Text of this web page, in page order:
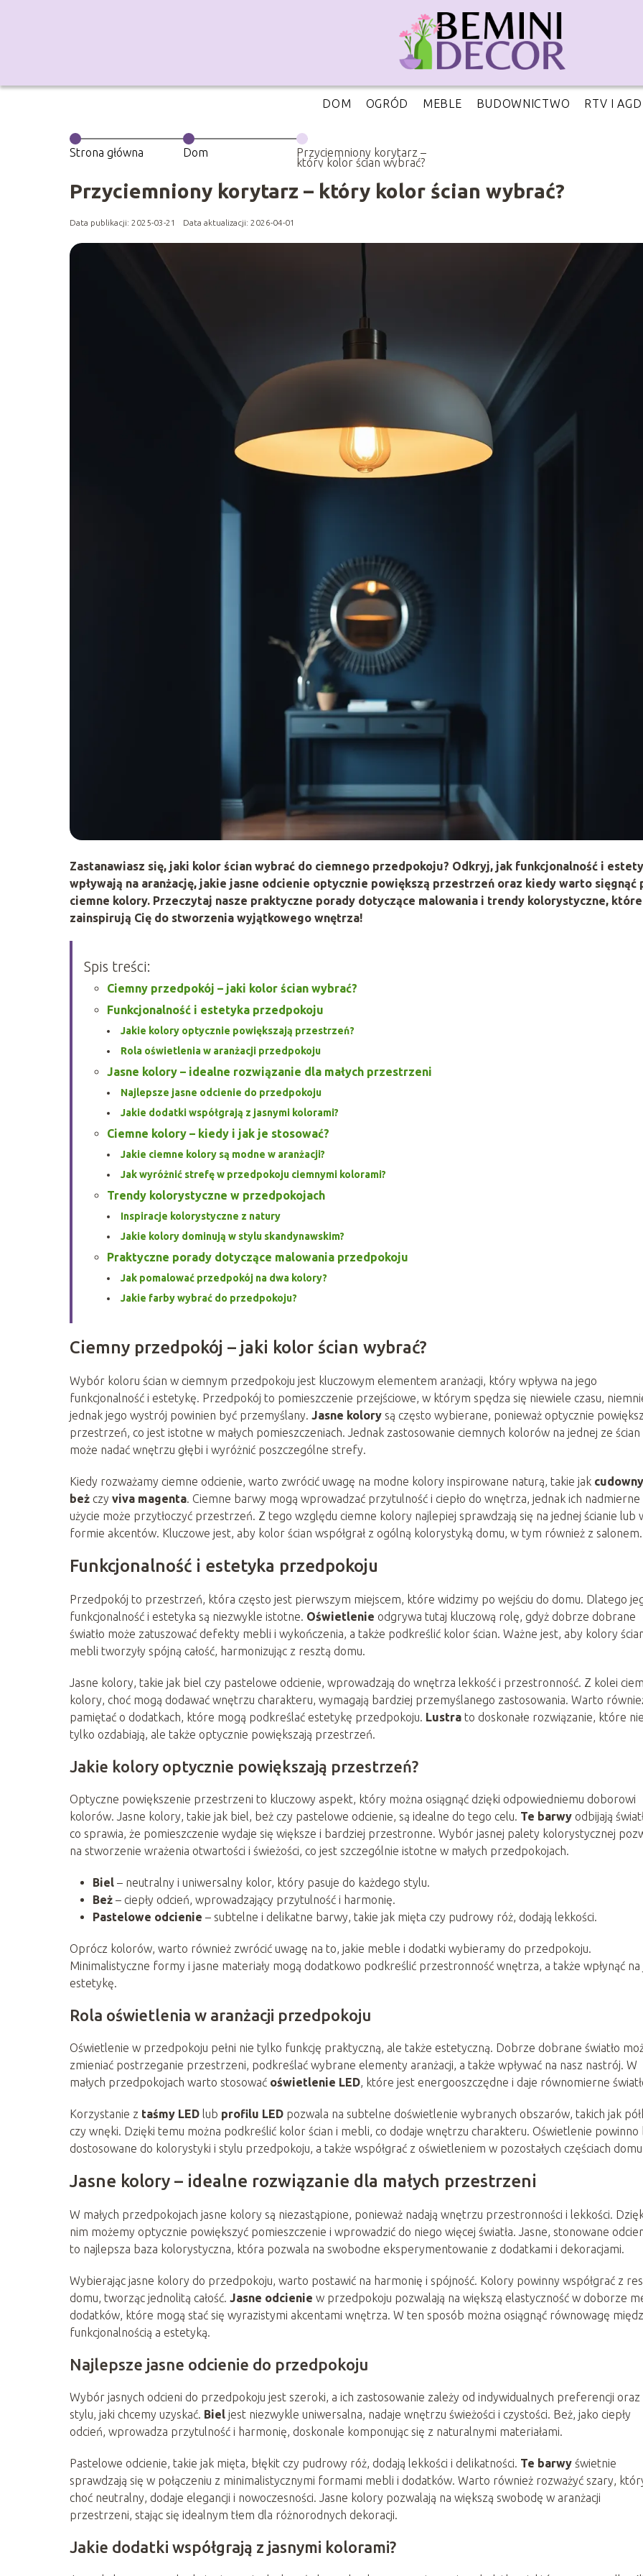
DOM OGRÓD MEBLE BUDOWNICTWO RTV I AGD
Strona główna Dom Przyciemniony korytarz –
który kolor ścian wybrać?
Przyciemniony korytarz – który kolor ścian wybrać?
Data publikacji: 2025-03-21 Data aktualizacji: 2026-04-01
Zastanawiasz się, jaki kolor ścian wybrać do ciemnego przedpokoju? Odkryj, jak funkcjonalność i
wpływają na aranżację, jakie jasne odcienie optycznie powiększą przestrzeń oraz kiedy warto sięgnąć
ciemne kolory. Przeczytaj nasze praktyczne porady dotyczące malowania i trendy kolorystyczne, które
zainspirują Cię do stworzenia wyjątkowego wnętrza!
Spis treści:
Ciemny przedpokój – jaki kolor ścian wybrać?
Funkcjonalność i estetyka przedpokoju
Jakie kolory optycznie powiększają przestrzeń?
Rola oświetlenia w aranżacji przedpokoju
Jasne kolory – idealne rozwiązanie dla małych przestrzeni
Najlepsze jasne odcienie do przedpokoju
Jakie dodatki współgrają z jasnymi kolorami?
Ciemne kolory – kiedy i jak je stosować?
Jakie ciemne kolory są modne w aranżacji?
Jak wyróżnić strefę w przedpokoju ciemnymi kolorami?
Trendy kolorystyczne w przedpokojach
Inspiracje kolorystyczne z natury
Jakie kolory dominują w stylu skandynawskim?
Praktyczne porady dotyczące malowania przedpokoju
Jak pomalować przedpokój na dwa kolory?
Jakie farby wybrać do przedpokoju?
Ciemny przedpokój – jaki kolor ścian wybrać?
Wybór koloru ścian w ciemnym przedpokoju jest kluczowym elementem aranżacji, który wpływa na jego
funkcjonalność i estetykę. Przedpokój to pomieszczenie przejściowe, w którym spędza się niewiele czasu,
jednak jego wystrój powinien być przemyślany. Jasne kolory są często wybierane, ponieważ optycznie
przestrzeń, co jest istotne w małych pomieszczeniach. Jednak zastosowanie ciemnych kolorów na jednej ze ścian
może nadać wnętrzu głębi i wyróżnić poszczególne strefy.
Kiedy rozważamy ciemne odcienie, warto zwrócić uwagę na modne kolory inspirowane naturą, takie jak cudowny
beż czy viva magenta . Ciemne barwy mogą wprowadzać przytulność i ciepło do wnętrza, jednak ich nadmierne
użycie może przytłoczyć przestrzeń. Z tego względu ciemne kolory najlepiej sprawdzają się na jednej ścianie lub
formie akcentów. Kluczowe jest, aby kolor ścian współgrał z ogólną kolorystyką domu, w tym również z salonem.
Funkcjonalność i estetyka przedpokoju
Przedpokój to przestrzeń, która często jest pierwszym miejscem, które widzimy po wejściu do domu. Dlatego
funkcjonalność i estetyka są niezwykle istotne. Oświetlenie odgrywa tutaj kluczową rolę, gdyż dobrze dobrane
światło może zatuszować defekty mebli i wykończenia, a także podkreślić kolor ścian. Ważne jest, aby kolory
mebli tworzyły spójną całość, harmonizując z resztą domu.
Jasne kolory, takie jak biel czy pastelowe odcienie, wprowadzają do wnętrza lekkość i przestronność. Z kolei
kolory, choć mogą dodawać wnętrzu charakteru, wymagają bardziej przemyślanego zastosowania. Warto
pamiętać o dodatkach, które mogą podkreślać estetykę przedpokoju. Lustra to doskonałe rozwiązanie, które nie
tylko ozdabiają, ale także optycznie powiększają przestrzeń.
Jakie kolory optycznie powiększają przestrzeń?
Optyczne powiększenie przestrzeni to kluczowy aspekt, który można osiągnąć dzięki odpowiedniemu doborowi
kolorów. Jasne kolory, takie jak biel, beż czy pastelowe odcienie, są idealne do tego celu. Te barwy odbijają
co sprawia, że pomieszczenie wydaje się większe i bardziej przestronne. Wybór jasnej palety kolorystycznej
na stworzenie wrażenia otwartości i świeżości, co jest szczególnie istotne w małych przedpokojach.
Biel – neutralny i uniwersalny kolor, który pasuje do każdego stylu.
Beż – ciepły odcień, wprowadzający przytulność i harmonię.
Pastelowe odcienie – subtelne i delikatne barwy, takie jak mięta czy pudrowy róż, dodają lekkości.
Oprócz kolorów, warto również zwrócić uwagę na to, jakie meble i dodatki wybieramy do przedpokoju.
Minimalistyczne formy i jasne materiały mogą dodatkowo podkreślić przestronność wnętrza, a także wpłynąć na
estetykę.
Rola oświetlenia w aranżacji przedpokoju
Oświetlenie w przedpokoju pełni nie tylko funkcję praktyczną, ale także estetyczną. Dobrze dobrane światło
zmieniać postrzeganie przestrzeni, podkreślać wybrane elementy aranżacji, a także wpływać na nasz nastrój. W
małych przedpokojach warto stosować oświetlenie LED , które jest energooszczędne i daje równomierne
Korzystanie z taśmy LED lub profilu LED pozwala na subtelne doświetlenie wybranych obszarów, takich jak
czy wnęki. Dzięki temu można podkreślić kolor ścian i mebli, co dodaje wnętrzu charakteru. Oświetlenie powinno
dostosowane do kolorystyki i stylu przedpokoju, a także współgrać z oświetleniem w pozostałych częściach domu.
Jasne kolory – idealne rozwiązanie dla małych przestrzeni
W małych przedpokojach jasne kolory są niezastąpione, ponieważ nadają wnętrzu przestronności i lekkości.
nim możemy optycznie powiększyć pomieszczenie i wprowadzić do niego więcej światła. Jasne, stonowane
to najlepsza baza kolorystyczna, która pozwala na swobodne eksperymentowanie z dodatkami i dekoracjami.
Wybierając jasne kolory do przedpokoju, warto postawić na harmonię i spójność. Kolory powinny współgrać z
domu, tworząc jednolitą całość. Jasne odcienie w przedpokoju pozwalają na większą elastyczność w doborze
dodatków, które mogą stać się wyrazistymi akcentami wnętrza. W ten sposób można osiągnąć równowagę
funkcjonalnością a estetyką.
Najlepsze jasne odcienie do przedpokoju
Wybór jasnych odcieni do przedpokoju jest szeroki, a ich zastosowanie zależy od indywidualnych preferencji oraz
stylu, jaki chcemy uzyskać. Biel jest niezwykle uniwersalna, nadaje wnętrzu świeżości i czystości. Beż, jako ciepły
odcień, wprowadza przytulność i harmonię, doskonale komponując się z naturalnymi materiałami.
Pastelowe odcienie, takie jak mięta, błękit czy pudrowy róż, dodają lekkości i delikatności. Te barwy świetnie
sprawdzają się w połączeniu z minimalistycznymi formami mebli i dodatków. Warto również rozważyć szary,
choć neutralny, dodaje elegancji i nowoczesności. Jasne kolory pozwalają na większą swobodę w aranżacji
przestrzeni, stając się idealnym tłem dla różnorodnych dekoracji.
Jakie dodatki współgrają z jasnymi kolorami?